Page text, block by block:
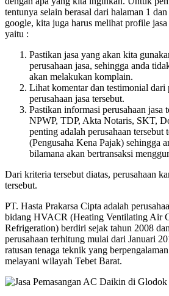
tentunya selain berasal dari halaman 1
google, kita juga harus melihat profile
yaitu :
Pastikan jasa yang akan kita
perusahaan jasa, sehingga anda
akan melakukan komplain.
Lihat komentar dan testimonial dari
perusahaan jasa tersebut.
Pastikan informasi perusahaan jasa
NPWP, TDP, Akta Notaris, SKT,
penting adalah perusahaan tersebut
(Pengusaha Kena Pajak) sehingga
bilamana akan bertransaksi
Dari kriteria tersebut diatas, perusahaan
tersebut.
PT. Hasta Prakarsa Cipta adalah
bidang HVACR (Heating Ventilating Air
Refrigeration) berdiri sejak tahun 2008
perusahaan terhitung mulai dari Januari
ratusan tenaga teknik yang
melayani wilayah Tebet Barat.